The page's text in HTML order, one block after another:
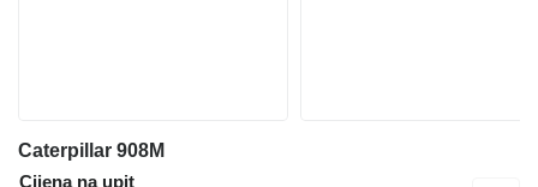
Caterpillar 908M
Cijena na upit